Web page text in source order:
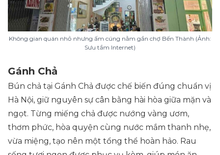
Không gian quán nhỏ nhưng ấm cúng nằm gần chợ Bến Thành (Ảnh:
Sưu tầm Internet)
Gánh Chả
Bún chả tại Gánh Chả được chế biến đúng chuẩn vị
Hà Nội, giữ nguyên sự cân bằng hài hòa giữa mặn và
ngọt. Từng miếng chả được nướng vàng ươm,
thơm phức, hòa quyện cùng nước mắm thanh nhẹ,
vừa miệng, tạo nên một tổng thể hoàn hảo. Rau